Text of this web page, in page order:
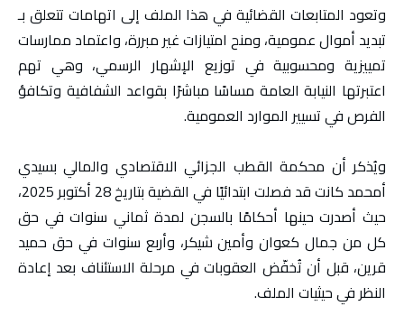
وتعود المتابعات القضائية في هذا الملف إلى اتهامات تتعلق بـ
تبديد أموال عمومية، ومنح امتيازات غير مبررة، واعتماد ممارسات
تمييزية ومحسوبية في توزيع الإشهار الرسمي، وهي تهم
اعتبرتها النيابة العامة مساسًا مباشرًا بقواعد الشفافية وتكافؤ
الفرص في تسيير الموارد العمومية.
ويُذكر أن محكمة القطب الجزائي الاقتصادي والمالي بسيدي
أمحمد كانت قد فصلت ابتدائيًا في القضية بتاريخ 28 أكتوبر 2025،
حيث أصدرت حينها أحكامًا بالسجن لمدة ثماني سنوات في حق
كل من جمال كعوان وأمين شيكر، وأربع سنوات في حق حميد
قرين، قبل أن تُخفّض العقوبات في مرحلة الاستئناف بعد إعادة
النظر في حيثيات الملف.